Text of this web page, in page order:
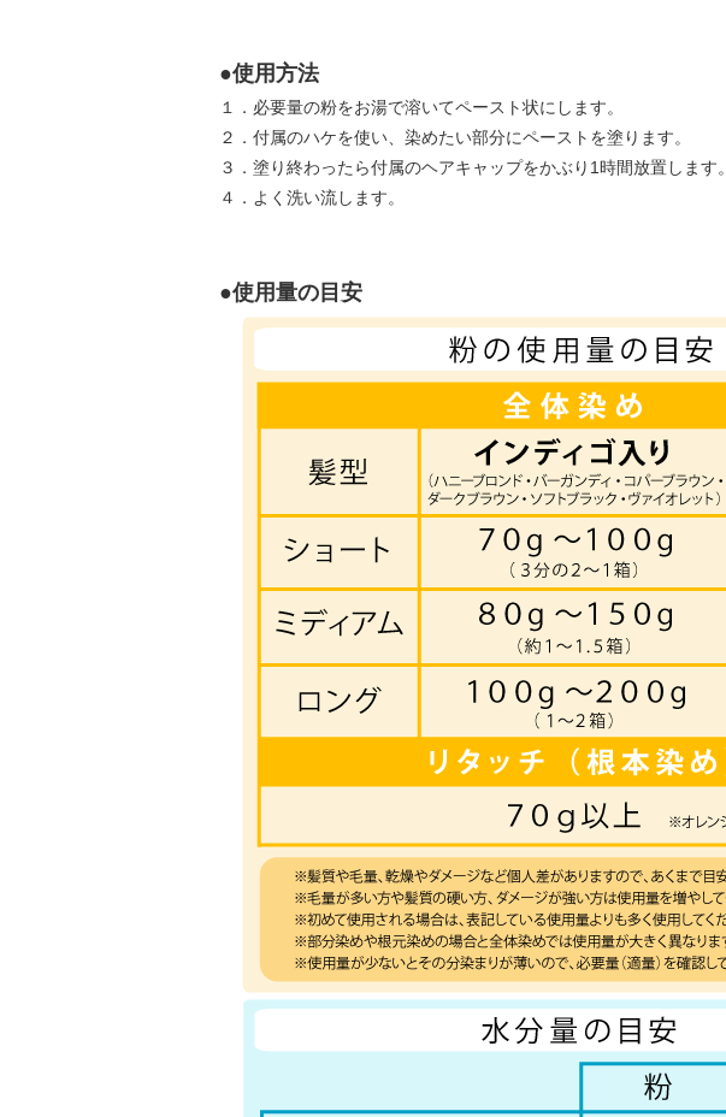
●使用方法
１．必要量の粉をお湯で溶いてペースト状にします。
２．付属のハケを使い、染めたい部分にペーストを塗ります。
３．塗り終わったら付属のヘアキャップをかぶり1時間放置します。
４．よく洗い流します。
●使用量の目安